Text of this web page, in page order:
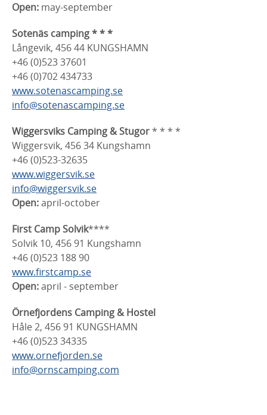
Open: may-september
Sotenäs camping * * *
Långevik, 456 44 KUNGSHAMN
+46 (0)523 37601
+46 (0)702 434733
www.sotenascamping.se
info@sotenascamping.se
Wiggersviks Camping & Stugor* * * *
Wiggersvik, 456 34 Kungshamn
+46 (0)523-32635
www.wiggersvik.se
info@wiggersvik.se
Open:april-october
First Camp Solvik****
Solvik 10, 456 91 Kungshamn
+46 (0)523 188 90
www.firstcamp.se
Open:april - september
Örnefjordens Camping & Hostel
Håle 2, 456 91 KUNGSHAMN
+46 (0)523 34335
www.ornefjorden.se
info@ornscamping.com